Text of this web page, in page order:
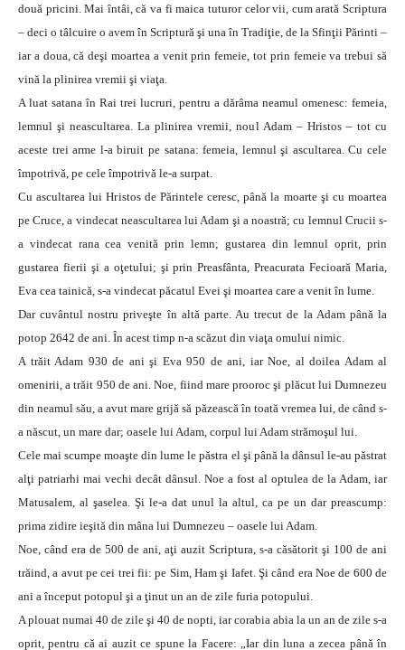
două pricini. Mai întâi, că va fi maica tuturor celor vii, cum arată Scriptura
– deci o tâlcuire o avem în Scriptură şi una în Tradiţie, de la Sfinţii Părinti –
iar a doua, că deşi moartea a venit prin femeie, tot prin femeie va trebui să
vină la plinirea vremii şi viaţa.
A luat satana în Rai trei lucruri, pentru a dărâma neamul omenesc: femeia,
lemnul şi neascultarea. La plinirea vremii, noul Adam – Hristos – tot cu
aceste trei arme l-a biruit pe satana: femeia, lemnul şi ascultarea. Cu cele
împotrivă, pe cele împotrivă le-a surpat.
Cu ascultarea lui Hristos de Părintele ceresc, până la moarte şi cu moartea
pe Cruce, a vindecat neascultarea lui Adam şi a noastră; cu lemnul Crucii s-
a vindecat rana cea venită prin lemn; gustarea din lemnul oprit, prin
gustarea fierii şi a oţetului; şi prin Preasfânta, Preacurata Fecioară Maria,
Eva cea tainică, s-a vindecat păcatul Evei şi moartea care a venit în lume.
Dar cuvântul nostru priveşte în altă parte. Au trecut de la Adam până la
potop 2642 de ani. În acest timp n-a scăzut din viaţa omului nimic.
A trăit Adam 930 de ani şi Eva 950 de ani, iar Noe, al doilea Adam al
omenirii, a trăit 950 de ani. Noe, fiind mare prooroc şi plăcut lui Dumnezeu
din neamul său, a avut mare grijă să păzească în toată vremea lui, de când s-
a născut, un mare dar; oasele lui Adam, corpul lui Adam strămoşul lui.
Cele mai scumpe moaşte din lume le păstra el şi până la dânsul le-au păstrat
alţi patriarhi mai vechi decât dânsul. Noe a fost al optulea de la Adam, iar
Matusalem, al şaselea. Şi le-a dat unul la altul, ca pe un dar preascump:
prima zidire ieşită din mâna lui Dumnezeu – oasele lui Adam.
Noe, când era de 500 de ani, aţi auzit Scriptura, s-a căsătorit şi 100 de ani
trăind, a avut pe cei trei fii: pe Sim, Ham şi Iafet. Şi când era Noe de 600 de
ani a început potopul şi a ţinut un an de zile furia potopului.
A plouat numai 40 de zile şi 40 de nopti, iar corabia abia la un an de zile s-a
oprit, pentru că ai auzit ce spune la Facere: „Iar din luna a zecea până în